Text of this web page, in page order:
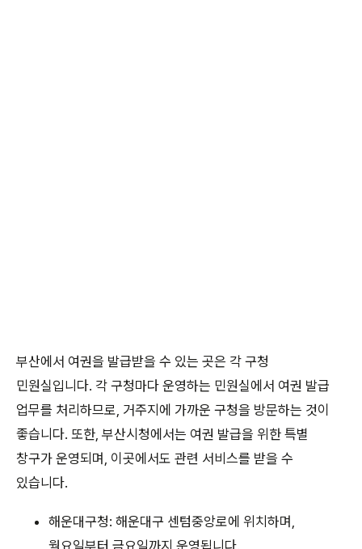
부산에서 여권을 발급받을 수 있는 곳은 각 구청
민원실입니다. 각 구청마다 운영하는 민원실에서 여권 발급
업무를 처리하므로, 거주지에 가까운 구청을 방문하는 것이
좋습니다. 또한, 부산시청에서는 여권 발급을 위한 특별
창구가 운영되며, 이곳에서도 관련 서비스를 받을 수
있습니다.
해운대구청: 해운대구 센텀중앙로에 위치하며,